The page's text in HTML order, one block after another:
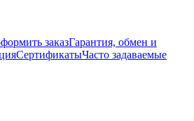
заказГарантия, обмен и
СертификатыЧасто задаваемые